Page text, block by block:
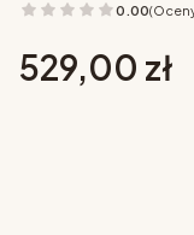
0.00
Cena
529,00 zł
Poszczególne